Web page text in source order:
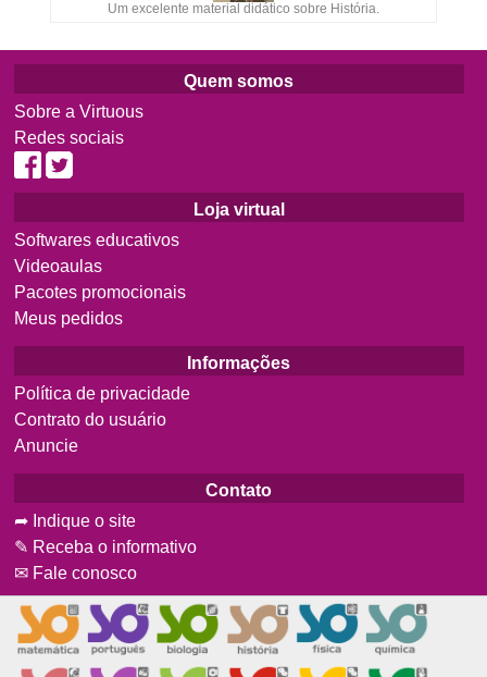
Um excelente material didático sobre História.
Quem somos
Sobre a Virtuous
Redes sociais
Loja virtual
Softwares educativos
Videoaulas
Pacotes promocionais
Meus pedidos
Informações
Política de privacidade
Contrato do usuário
Anuncie
Contato
➦ Indique o site
✎ Receba o informativo
✉ Fale conosco